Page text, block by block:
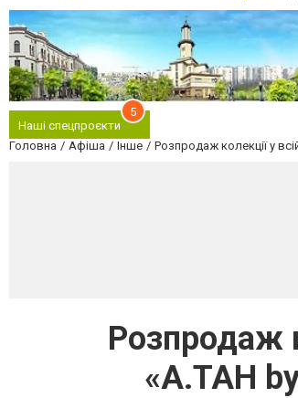
Наші спецпроєкти
5
Головна Афіша Інше Розпродаж колекції у
Розпродаж
«А.ТАН